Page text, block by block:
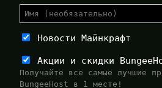
Новости Майнкрафт
Акции и скидки
Получайте все самые лучшие
BungeeHost в 1 месте!